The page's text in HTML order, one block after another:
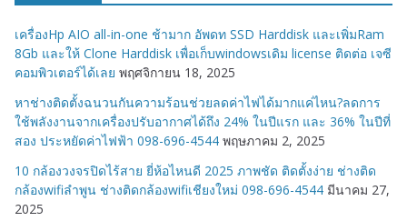
มู่
เครื่องHp AIO all-in-one ช้ามาก อัพดท SSD Harddisk และเพิ่มRam
8Gb และให้ Clone Harddisk เพื่อเก็บwindowsเดิม license ติดต่อ เจซี
คอมพิวเตอร์ได้เลย พฤศจิกายน 18, 2025
หาช่างติดตั้งฉนวนกันความร้อนช่วยลดค่าไฟได้มากแค่ไหน?ลดการ
ใช้พลังงานจากเครื่องปรับอากาศได้ถึง 24% ในปีแรก และ 36% ในปีที่
สอง ประหยัดค่าไฟฟ้า 098-696-4544 พฤษภาคม 2, 2025
10 กล้องวงจรปิดไร้สาย ยี่ห้อไหนดี 2025 ภาพชัด ติดตั้งง่าย ช่างติด
กล้องwifiลำพูน ช่างติดกล้องwifiเชียงใหม่ 098-696-4544 มีนาคม 27,
2025